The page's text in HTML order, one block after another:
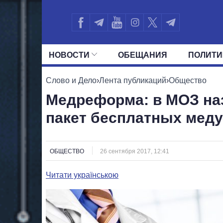
НОВОСТИ ОБЕЩАНИЯ
ВСЕ ПОЛИТИКИ ПРЕЗИДЕНТ И
Слово и Дело›Лента публикаций›Общество
Медреформа: в МОЗ
пакет бесплатных
ОБЩЕСТВО 26 сентября 2017, 12:41
Читати українською